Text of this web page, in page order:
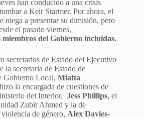
han conducido a una crisis
a Keir Starmer. Por ahora, el
niega a presentar su dimisión, pero
el pasado viernes,
miembros del Gobierno incluidas.
secretarios de Estado del Ejecutivo
la secretaria de Estado de
Gobierno Local, Miatta
la encargada de cuestiones de
del Interior, Jess Phillips, el
Zubir Ahmed y la de
de género, Alex Davies-